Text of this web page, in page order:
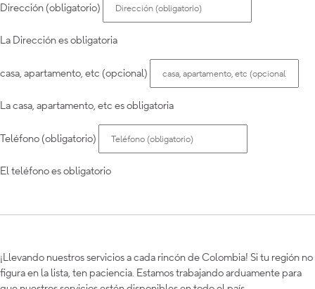
Dirección (obligatorio)
La Dirección es obligatoria
casa, apartamento, etc (opcional)
La casa, apartamento, etc es obligatoria
Teléfono (obligatorio)
El teléfono es obligatorio
¡Llevando nuestros servicios a cada rincón de Colombia! Si tu región no
figura en la lista, ten paciencia. Estamos trabajando arduamente para